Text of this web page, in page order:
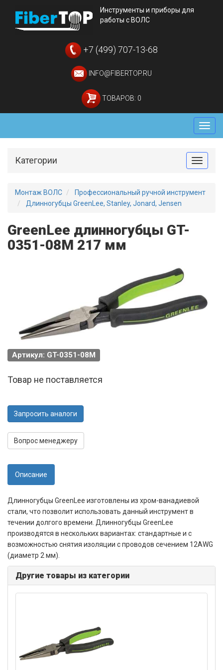
Инструменты и приборы для
работы с ВОЛС
+7 (499) 707-13-68
INFO@FIBERTOP.RU
ТОВАРОВ: 0
Меню
Toggle
Категории
Монтаж ВОЛС
Профессиональный ручной инструмент
Длинногубцы GreenLee, Stanley, Jonard, Jensen
GreenLee длинногубцы GT-
0351-08M 217 мм
Артикул: GT-0351-08M
Товар не поставляется
Запросить аналоги
Вопрос менеджеру
Описание
Длинногубцы GreenLee изготовлены из хром-ванадиевой
стали, что позволит использовать данный инструмент в
течении долгого времени. Длинногубцы GreenLee
производятся в нескольких вариантах: стандартные и с
возможностью снятия изоляции с проводов сечением 12AWG
(диаметр 2 мм).
Другие товары из категории